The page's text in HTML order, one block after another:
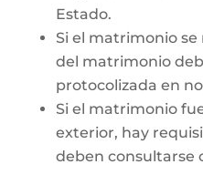
Estado.
Si el matrimonio se
del matrimonio
protocolizada en
Si el matrimonio
exterior, hay
deben consultarse